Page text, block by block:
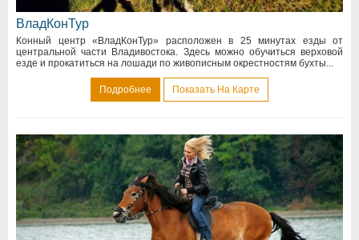
ВладКонТур
Конный центр «ВладКонТур» расположен в 25 минутах езды от
центральной части Владивостока. Здесь можно обучиться верховой
езде и прокатиться на лошади по живописным окрестностям бухты...
Подробнее Показать На Карте